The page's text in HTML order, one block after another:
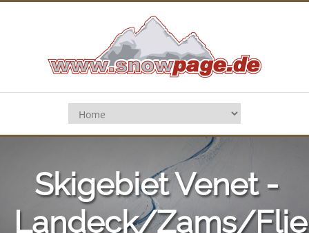
Skigebiet Venet -
Landeck/Zams/